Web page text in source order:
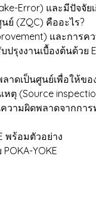
Error) และมีปัจจัย
(ZQC) คืออะไร?
และการค
รุงงานเบื้องต้นด้วย
ดเป็นศูนย์เพื่อให้ขอ
(Source
ามผิดพลาดจากการ
พร้อมตัวอย่าง
YOKE